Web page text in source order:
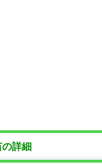
の詳細